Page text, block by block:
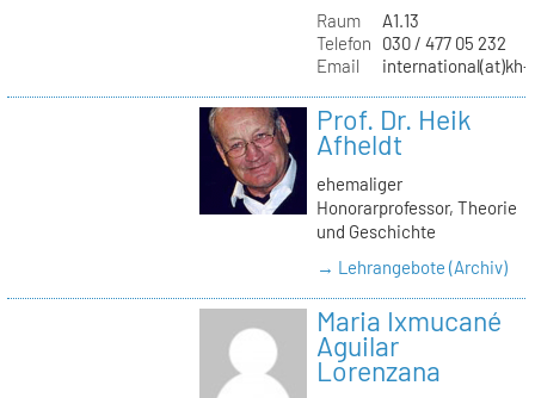
Raum
A1.13
Telefon
030 / 477 05 232
Email
international(at)kh-
Prof. Dr. Heik
Afheldt
ehemaliger
Honorarprofessor, Theorie
und Geschichte
→ Lehrangebote (Archiv)
Maria Ixmucané
Aguilar
Lorenzana